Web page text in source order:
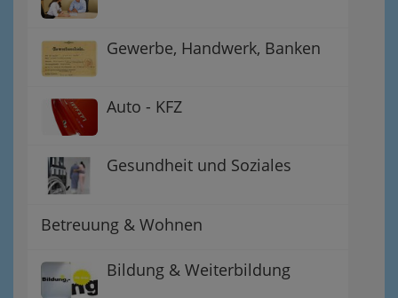
Gewerbe, Handwerk, Banken
Auto - KFZ
Gesundheit und Soziales
Betreuung & Wohnen
Bildung & Weiterbildung